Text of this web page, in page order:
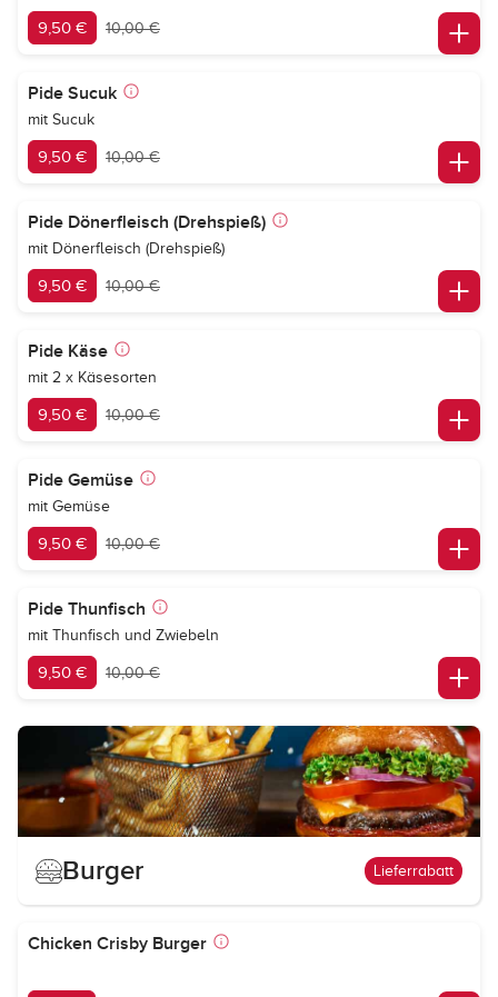
9,50 € 10,00 €
Pide Sucuk
mit Sucuk
9,50 € 10,00 €
Pide Dönerfleisch (Drehspieß)
mit Dönerfleisch (Drehspieß)
9,50 € 10,00 €
Pide Käse
mit 2 x Käsesorten
9,50 € 10,00 €
Pide Gemüse
mit Gemüse
9,50 € 10,00 €
Pide Thunfisch
mit Thunfisch und Zwiebeln
9,50 € 10,00 €
Burger Lieferrabatt
Chicken Crisby Burger